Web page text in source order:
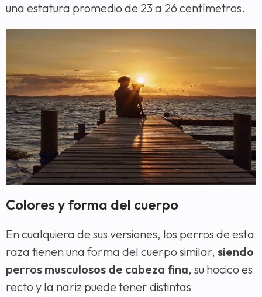
una estatura promedio de 23 a 26 centímetros.
Colores y forma del cuerpo
En cualquiera de sus versiones, los perros de esta
raza tienen una forma del cuerpo similar, siendo
perros musculosos de cabeza fina, su hocico es
recto y la nariz puede tener distintas